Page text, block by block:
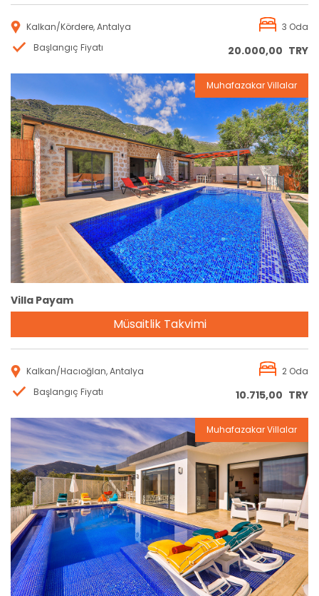
Kalkan/Kördere, Antalya
3 Oda
Başlangıç Fiyatı
20.000,00 TRY
Rezervasyon
Muhafazakar Villalar
Villa Payam
Müsaitlik Takvimi
Kalkan/Hacıoğlan, Antalya
2 Oda
Başlangıç Fiyatı
10.715,00 TRY
Rezervasyon
Muhafazakar Villalar